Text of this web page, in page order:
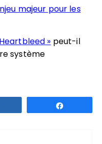
majeur pour les
» peut-il
système